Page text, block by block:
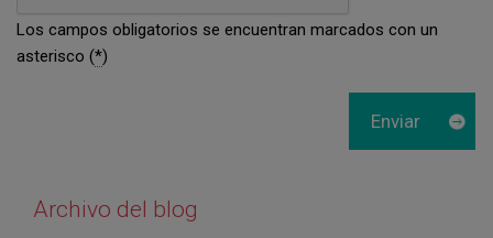
Los campos obligatorios se encuentran marcados con un
asterisco (*)
Archivo del blog